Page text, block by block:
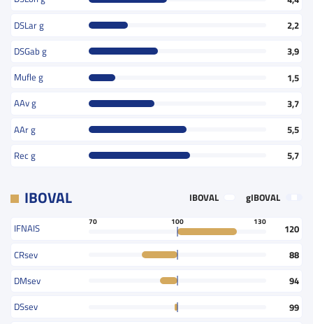
DSLar g
2,2
DSGab g
3,9
Mufle g
1,5
AAv g
3,7
AAr g
5,5
Rec g
5,7
IBOVAL IBOVAL gIBOVAL
IFNAIS
70 100 130
120
CRsev
88
DMsev
94
DSsev
99